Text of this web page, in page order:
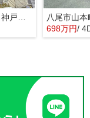
698万円/